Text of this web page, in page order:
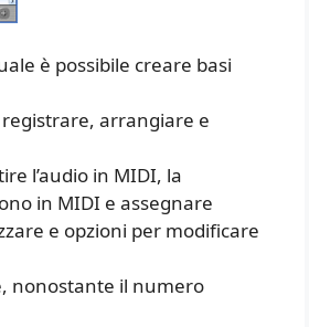
è possibile creare basi
arrangiare e
l’audio in MIDI, la
in MIDI e assegnare
e opzioni per modificare
nonostante il numero